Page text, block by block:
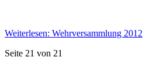
Weiterlesen: Wehrversammlung 2012
Seite 21 von 21